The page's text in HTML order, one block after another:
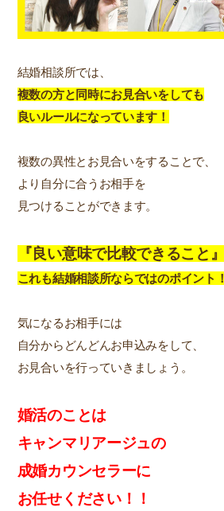
結婚相談所では、
複数の方と同時にお見合いをしても
良いルールになっています！
複数の異性とお見合いをすることで、
より自分に合うお相手を
見つけることができます。
『良い意味で比較できること』
これも結婚相談所ならではのポイント！
気になるお相手には
自分からどんどんお申込みをして、
お見合いを行っていきましょう。
婚活のことは
キャンマリアージュの
成婚カウンセラーに
お任せください！！